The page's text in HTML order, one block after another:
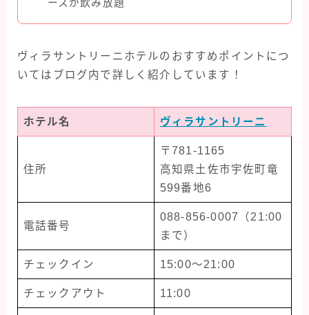
ースが飲み放題
ヴィラサントリーニホテルのおすすめポイントにつ
いてはブログ内で詳しく紹介しています！
ホテル名 ヴィラサントリーニ
住所
〒781-1165
高知県土佐市宇佐町竜
599番地6
電話番号
088-856-0007（21:00
まで）
チェックイン 15:00〜21:00
チェックアウト 11:00